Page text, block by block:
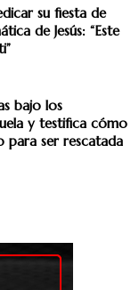
su fiesta de
de Jesús: “Este
bajo los
y testifica cómo
para ser rescatada